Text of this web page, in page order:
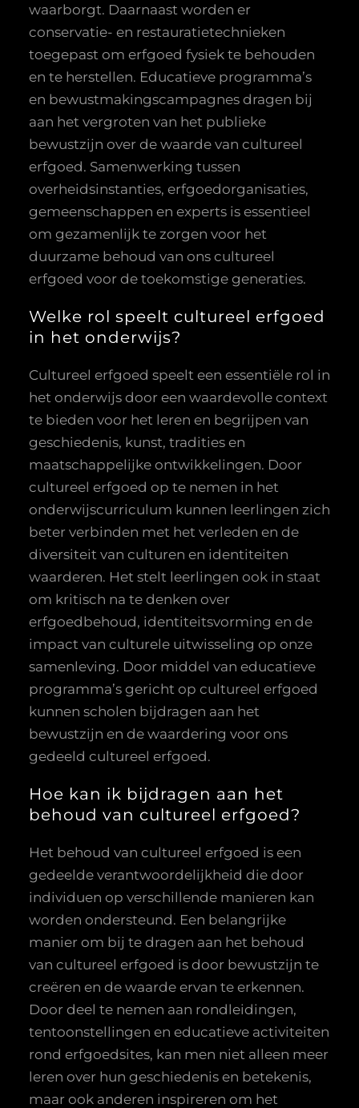
waarborgt. Daarnaast worden er
conservatie- en restauratietechnieken
toegepast om erfgoed fysiek te behouden
en te herstellen. Educatieve programma’s
en bewustmakingscampagnes dragen bij
aan het vergroten van het publieke
bewustzijn over de waarde van cultureel
erfgoed. Samenwerking tussen
overheidsinstanties, erfgoedorganisaties,
gemeenschappen en experts is essentieel
om gezamenlijk te zorgen voor het
duurzame behoud van ons cultureel
erfgoed voor de toekomstige generaties.
Welke rol speelt cultureel erfgoed
in het onderwijs?
Cultureel erfgoed speelt een essentiële rol in
het onderwijs door een waardevolle context
te bieden voor het leren en begrijpen van
geschiedenis, kunst, tradities en
maatschappelijke ontwikkelingen. Door
cultureel erfgoed op te nemen in het
onderwijscurriculum kunnen leerlingen zich
beter verbinden met het verleden en de
diversiteit van culturen en identiteiten
waarderen. Het stelt leerlingen ook in staat
om kritisch na te denken over
erfgoedbehoud, identiteitsvorming en de
impact van culturele uitwisseling op onze
samenleving. Door middel van educatieve
programma’s gericht op cultureel erfgoed
kunnen scholen bijdragen aan het
bewustzijn en de waardering voor ons
gedeeld cultureel erfgoed.
Hoe kan ik bijdragen aan het
behoud van cultureel erfgoed?
Het behoud van cultureel erfgoed is een
gedeelde verantwoordelijkheid die door
individuen op verschillende manieren kan
worden ondersteund. Een belangrijke
manier om bij te dragen aan het behoud
van cultureel erfgoed is door bewustzijn te
creëren en de waarde ervan te erkennen.
Door deel te nemen aan rondleidingen,
tentoonstellingen en educatieve activiteiten
rond erfgoedsites, kan men niet alleen meer
leren over hun geschiedenis en betekenis,
maar ook anderen inspireren om het